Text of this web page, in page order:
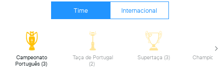
Time Internacional
Campeonato
Português (3)
Taça de Portugal
Supertaça (3)